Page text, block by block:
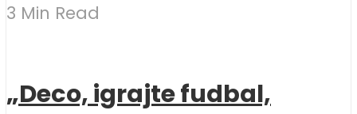
3 Min Read
„Deco, igrajte fudbal,